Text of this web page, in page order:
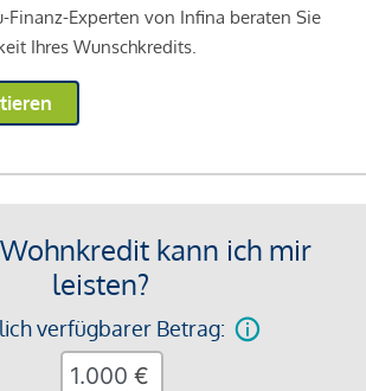
Finanz-Experten von Infina beraten Sie
Ihres Wunschkredits.
kann ich mir
leisten?
verfügbarer Betrag:
€